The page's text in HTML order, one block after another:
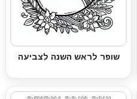
שופר לראש השנה לצביעה